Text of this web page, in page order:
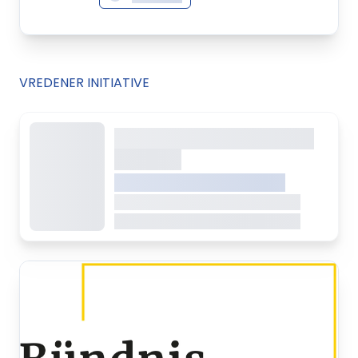
Wer eine Familie gründet übernimmt damit
Herausforderungen an unsere Gesellschaft. Es
erleichtern.
Ob Familien sich in einem Ort wohlfühlen, hängt
wesentlich von ihrem Wohnumfeld ab. Aufgabe
ein familienfreundliches Umfeld zu schaffen.
Unternehmen sind zunehmend darauf
angewiesen, die Bedingungen am Arbeitsplatz
berufliche Weiterentwicklung auch für Eltern
möglich wird. Soziale Einrichtungen mit
VREDENER INITIATIVE